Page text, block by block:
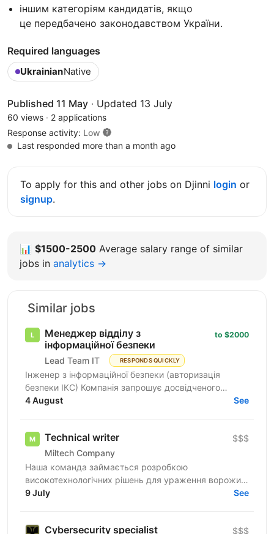
іншим категоріям кандидатів, якщо
це передбачено законодавством України.
Required languages
UkrainianNative
Published 11 May · Updated 13 July
60 views · 2 applications
Response activity: Low
Last responded more than a month ago
To apply for this and other jobs on Djinni login or
signup.
📊 $1500-2500 Average salary range of similar
jobs in analytics →
Similar jobs
Менеджер відділу з
інформаційної безпеки
Lead Team IT RESPONDS QUICKLY
to $2000
Інженер з інформаційної безпеки (авторизація
безпеки ІКС) Компанія запрошує досвідченого
фахівця для роботи з державними замовниками та
4 August See
Technical writer
Miltech Company
$$$
Наша команда займається розробкою
високотехнологічних рішень для ураження ворожих
цілей. Ми створюємо повноцінні продукти - від ідеї
9 July See
Cybersecurity specialist $$$